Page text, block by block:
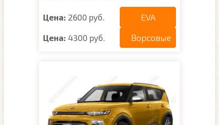
Цена: 2600 руб. EVA
Цена: 4300 руб. Ворсовые